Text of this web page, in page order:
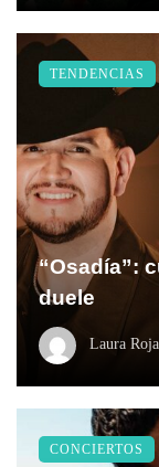
“Osadía”:
duele
Laura
TENDENCIAS
CONCIERTOS